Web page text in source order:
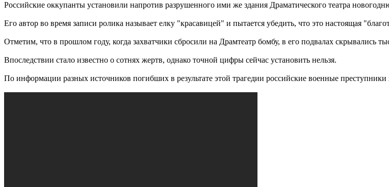
Российские оккупанты установили напротив разрушенного ими же здания Драматического театра
Его автор во время записи ролика называет елку "красавицей" и пытается убедить, что это настоящая
Отметим, что в прошлом году, когда захватчики сбросили на Драмтеатр бомбу, в его подвалах скрывались
Впоследствии стало известно о сотнях жертв, однако точной цифры сейчас установить нельзя.
По информации разных источников погибших в результате этой трагедии российские военные